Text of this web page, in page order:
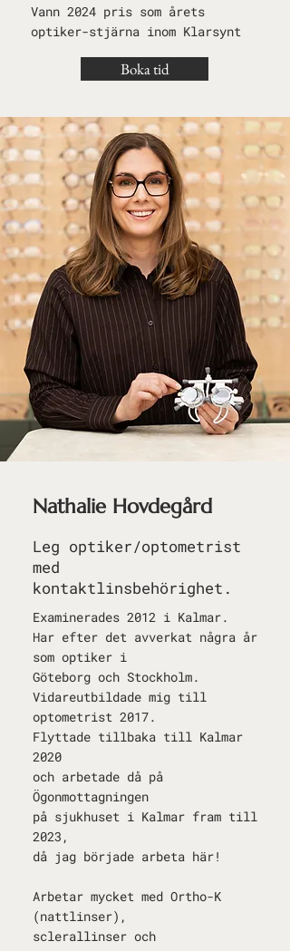
Vann 2024 pris som årets
optiker-stjärna inom Klarsynt
Boka tid
Nathalie Hovdegård
Leg optiker/optometrist
med
kontaktlinsbehörighet.
Examinerades 2012 i Kalmar.
Har efter det avverkat några år
som optiker i
Göteborg och Stockholm.
Vidareutbildade mig till
optometrist 2017.
Flyttade tillbaka till Kalmar
2020
och arbetade då på
Ögonmottagningen
på sjukhuset i Kalmar fram till
2023,
då jag började arbeta här!
Arbetar mycket med Ortho-K
(nattlinser),
sclerallinser och